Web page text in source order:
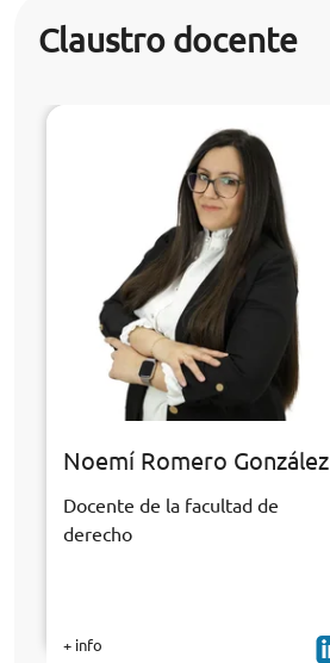
Claustro docente
Noemí Romero González
Docente de la facultad de
derecho
+ info